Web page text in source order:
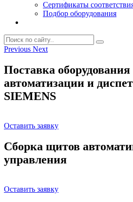
Сертификаты
Подбор оборудования
Previous Next
Поставка оборудования
автоматизации и
SIEMENS
Оставить заявку
Сборка щитов
управления
Оставить заявку